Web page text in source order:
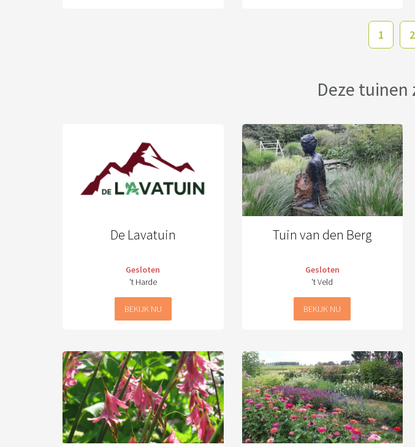
1 2
Deze tuinen
De Lavatuin
Gesloten
't Harde
BEKIJK NU
Tuin van den Berg
Gesloten
't Veld
BEKIJK NU